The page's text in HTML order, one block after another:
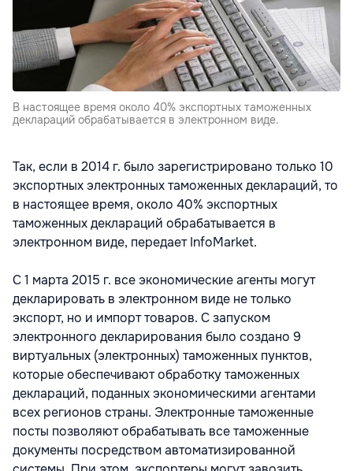
В настоящее время около 40% экспортных таможенных
деклараций обрабатывается в электронном виде.
Так, если в 2014 г. было зарегистрировано только 10
экспортных электронных таможенных деклараций, то
в настоящее время, около 40% экспортных
таможенных деклараций обрабатывается в
электронном виде, передает InfoMarket.
С 1 марта 2015 г. все экономические агенты могут
декларировать в электронном виде не только
экспорт, но и импорт товаров. С запуском
электронного декларирования было создано 9
виртуальных (электронных) таможенных пунктов,
которые обеспечивают обработку таможенных
деклараций, поданных экономическими агентами
всех регионов страны. Электронные таможенные
посты позволяют обрабатывать все таможенные
документы посредством автоматизированной